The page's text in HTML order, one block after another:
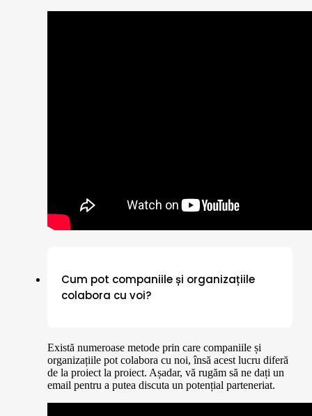
Cum pot companiile și organizațiile
colabora cu voi?
Există numeroase metode prin care companiile și
organizațiile pot colabora cu noi, însă acest lucru diferă
de la proiect la proiect. Așadar, vă rugăm să ne dați un
email pentru a putea discuta un potențial parteneriat.